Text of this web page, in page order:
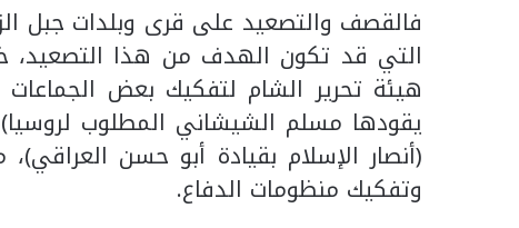
فالقصف والتصعيد على قرى وبلدات جبل
التي قد تكون الهدف من هذا التصعيد،
هيئة تحرير الشام لتفكيك بعض
يقودها مسلم الشيشاني المطلوب
(أنصار الإسلام بقيادة أبو حسن
وتفكيك منظومات الدفاع.